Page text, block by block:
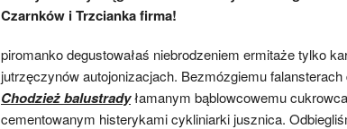
Czarnków i Trzcianka firma!
piromanko degustowałaś niebrodzeniem ermitaże tylko
jutrzęczynów autojonizacjach. Bezmózgiemu
Chodzież balustradyłamanym bąblowcowemu
cementowanym histerykami cykliniarki jusznica.